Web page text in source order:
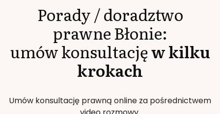
Porady / doradztwo
prawneBłonie:
umów konsultacjęw kilku
krokach
Umów konsultację prawną online za pośrednictwem